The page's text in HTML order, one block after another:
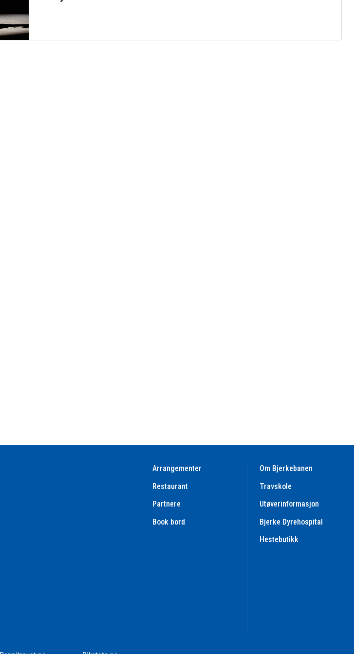
Arrangementer
Restaurant
Partnere
Book bord
Om Bjerkebanen
Travskole
Utøverinformasjon
Bjerke Dyrehospital
Hestebutikk